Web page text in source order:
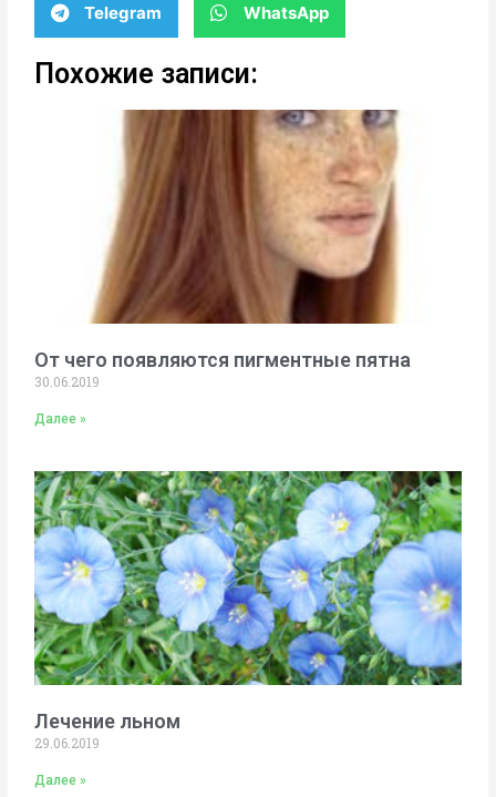
Telegram WhatsApp
Похожие записи:
От чего появляются пигментные пятна
30.06.2019
Далее »
Лечение льном
29.06.2019
Далее »